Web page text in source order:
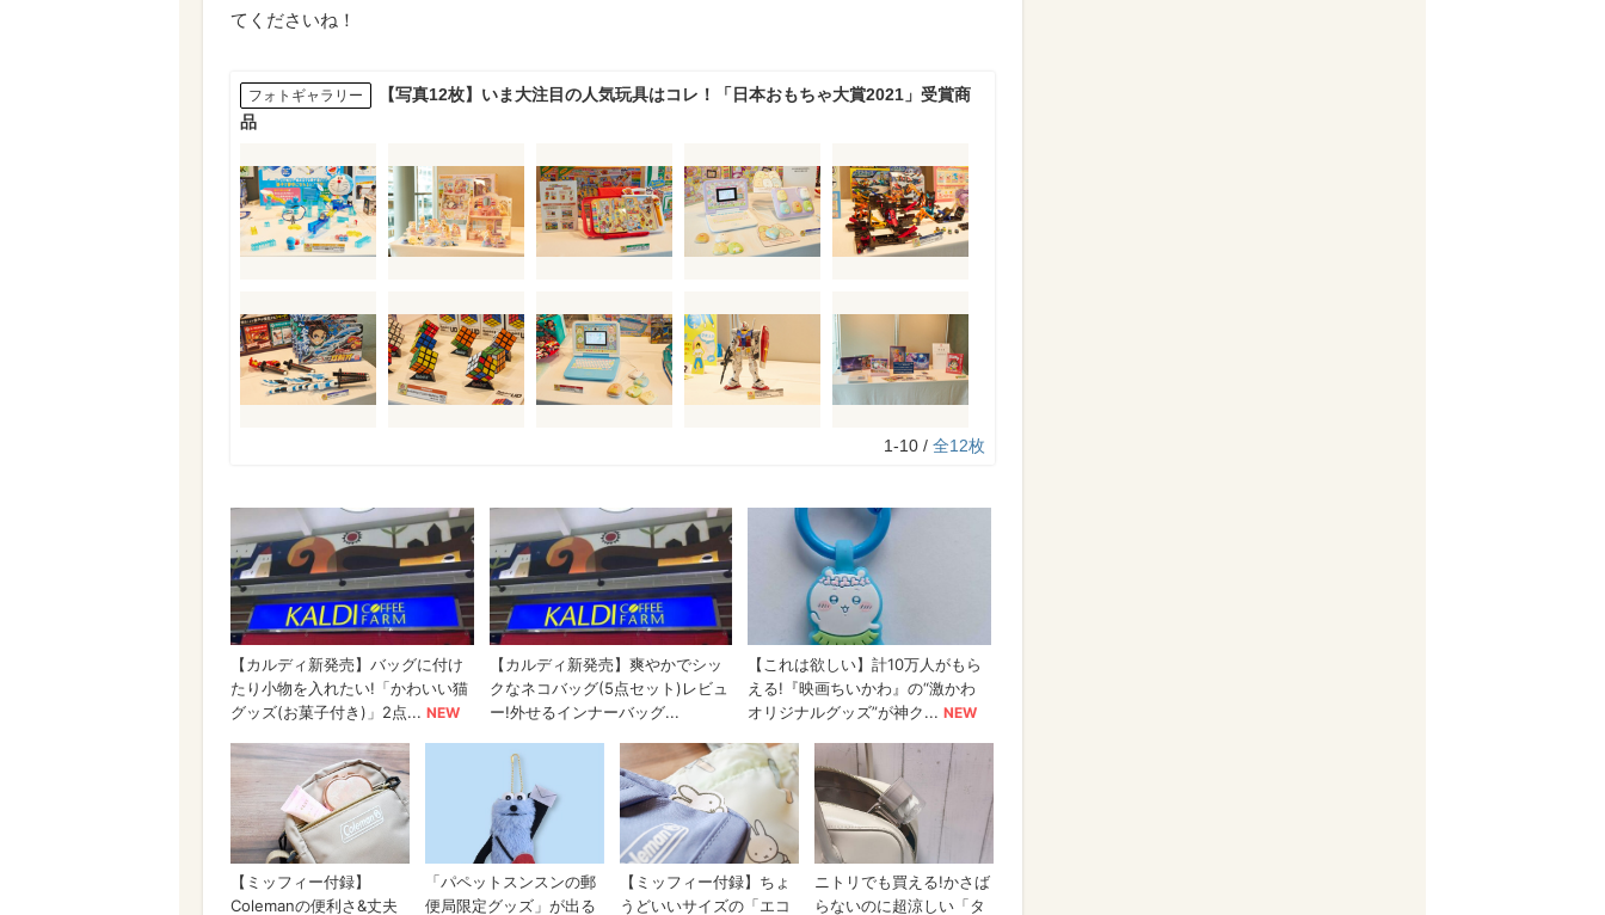
てくださいね！
フォトギャラリー
【写真12枚】いま大注目の人気玩具はコレ！「日本おもちゃ大賞2021」受賞商
品
1-10 / 全12枚